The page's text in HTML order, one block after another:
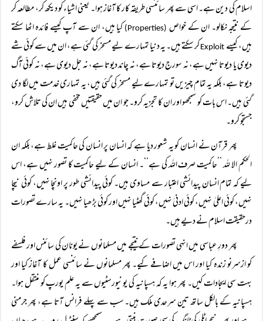
اسلام کی دین ہے۔ اسی سے پھر سائنسی طریقہ کار کا آغاز ہوا۔ یعنی اشیاء کو دیکھ کر، مطالعہ کر
کے نتیجہ نکالو۔ ان کے خواص (Properties)
کیا ہیں، ان سے آپ کیسے فائدہ اٹھا سکتے
ہیں، کیسے Exploit
کر سکتے ہیں۔ یہ دنیا تمہارے لیے مسخر کی گئی ہے، ان میں سے کوئی شے
دیوی یا دیوتا نہیں ہے، نہ سورج دیوتا ہے، نہ چاند دیوتا ہے، نہ جل دیوی ہے، نہ کوئی آگ
دیوتا ہے، بلکہ یہ تمام چیزیں تو تمہارے لیے مسخر کی گئی ہیں، یہ تمہاری خدمت میں لگا دی
گئی ہیں۔ اس بات کو سمجھو اور ان کا تجزیہ کرو۔ جو ان میں حقیقتیں مخفی ہیں ان کی تلاش کرو،
جستجو کرو۔
پھر قرآن نے انسان کو یہ شعور دیا ہے کہ انسان پر انسان کی حاکمیت غلط ہے، بلکہ ان
الحکم الا للہ ’’حاکمیت صرف اللہ کی ہے‘‘۔ انسان کے لیے حاکمیت کا تصور نہیں ہے، اس
لیے کہ تمام انسان پیدائشی اعتبار سے مساوی ہیں۔ کوئی پیدائشی طور پر اونچا نہیں، کوئی نیچا
نہیں، کوئی اعلیٰ نہیں، کوئی ادنیٰ نہیں، کوئی گھٹیا نہیں اور کوئی بڑھیا نہیں۔ یہ سارے تصورات
درحقیقت اسلام نے دیے ہیں۔
پھر دورِ عباسی میں انہی تصورات کے نتیجے میں مسلمانوں نے یونان کی سائنس اور فلسفے
کو ازسرنو زندہ کیا اور اس میں اضافے کیے۔ پھر مسلمانوں نے سائنسی عمل کا آغاز کیا اور
بہت سی ایجادات کیں۔ پھر ہوا یہ کہ ہسپانیہ کی یونیورسٹیوں سے یہ علم یورپ کو منتقل ہوا۔
ہسپانیہ کے بالکل ساتھ تین سرحدی ملک ہیں۔ سب سے پہلے فرانس آتا ہے، پھر جرمنی